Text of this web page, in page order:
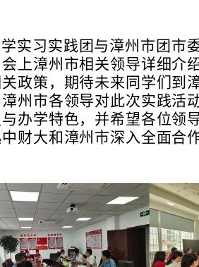
实习实践团与漳州市团市
会上漳州市相关领导详细介
政策，期待未来同学们到
州市各领导对此次实践活
办学特色，并希望各位领
财大和漳州市深入全面合